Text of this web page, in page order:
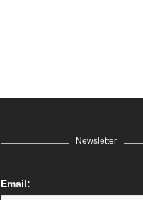
Newsletter
Email: